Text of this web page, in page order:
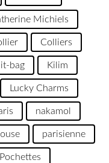
Michiels
Colliers
it-bag Kilim
Lucky Charms
nakamol
parisienne
Pochettes